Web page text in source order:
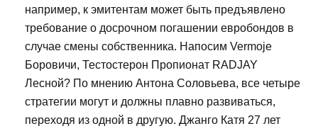
например, к эмитентам может быть предъявлено
требование о досрочном погашении евробондов в
случае смены собственника. Напосим Vermoje
Боровичи, Тестостерон Пропионат RADJAY
Лесной? По мнению Антона Соловьева, все четыре
стратегии могут и должны плавно развиваться,
переходя из одной в другую. Джанго Катя 27 лет